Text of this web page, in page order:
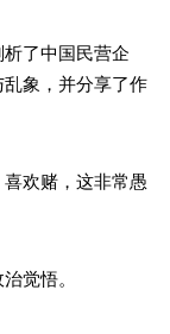
了中国民营企
象，并分享了作
欢赌，这非常愚
觉悟。